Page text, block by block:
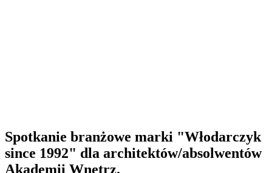
Spotkanie branżowe marki "Włodarczyk
since 1992" dla architektów/absolwentów
Akademii Wnętrz.